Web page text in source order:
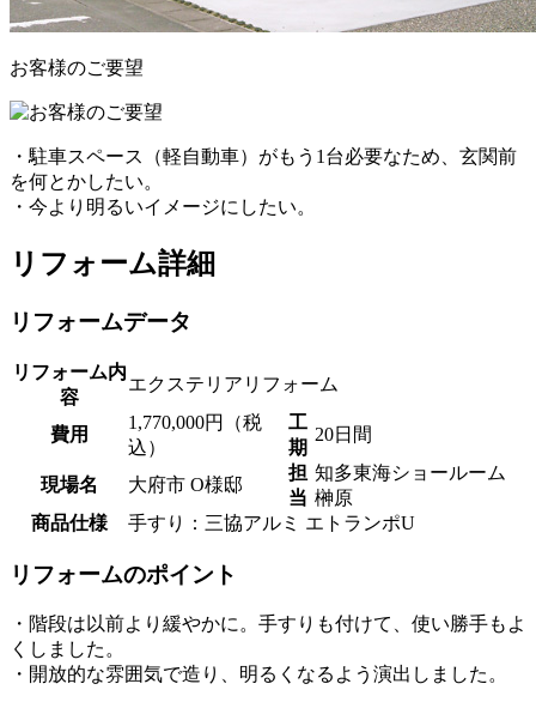
お客様のご要望
・駐車スペース（軽自動車）がもう1台必要なため、玄関前
を何とかしたい。
・今より明るいイメージにしたい。
リフォーム詳細
リフォームデータ
リフォーム内
容
エクステリアリフォーム
費用
1,770,000円（税
込）
工
期
20日間
現場名 大府市 O様邸
担
当
知多東海ショールーム
榊原
商品仕様
手すり：三協アルミ エトランポU
リフォームのポイント
・階段は以前より緩やかに。手すりも付けて、使い勝手もよ
くしました。
・開放的な雰囲気で造り、明るくなるよう演出しました。